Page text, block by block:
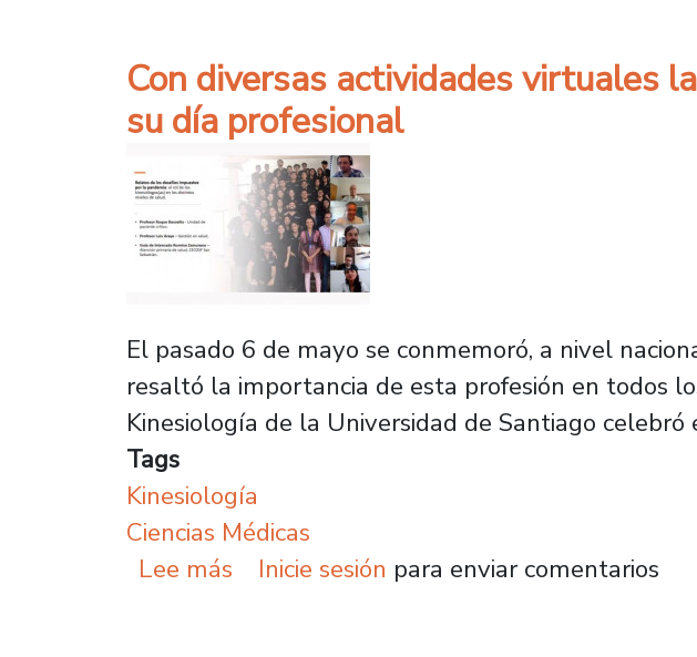
Con diversas actividades virtuales
su día profesional
El pasado 6 de mayo se conmemoró, a nivel
resaltó la importancia de esta profesión en todos
Kinesiología de la Universidad de Santiago
Tags
Kinesiología
Ciencias Médicas
Lee más sobre Con diversas actividades virtuales
Inicie sesión para enviar comentarios